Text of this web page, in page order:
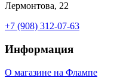
Лермонтова, 22
+7 (908) 312-07-63
Информация
О магазине на Флампе